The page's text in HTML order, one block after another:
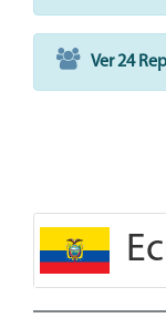
Ver 24